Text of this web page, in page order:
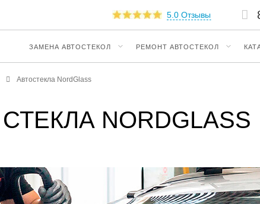
5.0 Отзывы
ЗАМЕНА АВТОСТЕКОЛ РЕМОНТ АВТОСТЕКОЛ
Автостекла NordGlass
СТЕКЛА NORDGLASS